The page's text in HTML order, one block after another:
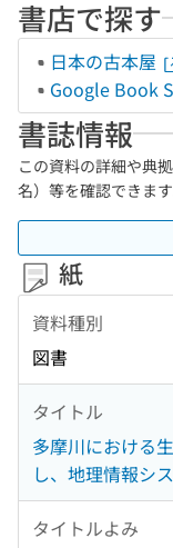
書店で探す
日本の古本屋
Google Book
書誌情報
この資料の詳細や典
名）等を確認できます
紙
資料種別
図書
タイトル
多摩川における
し、地理情報シ
タイトルよみ